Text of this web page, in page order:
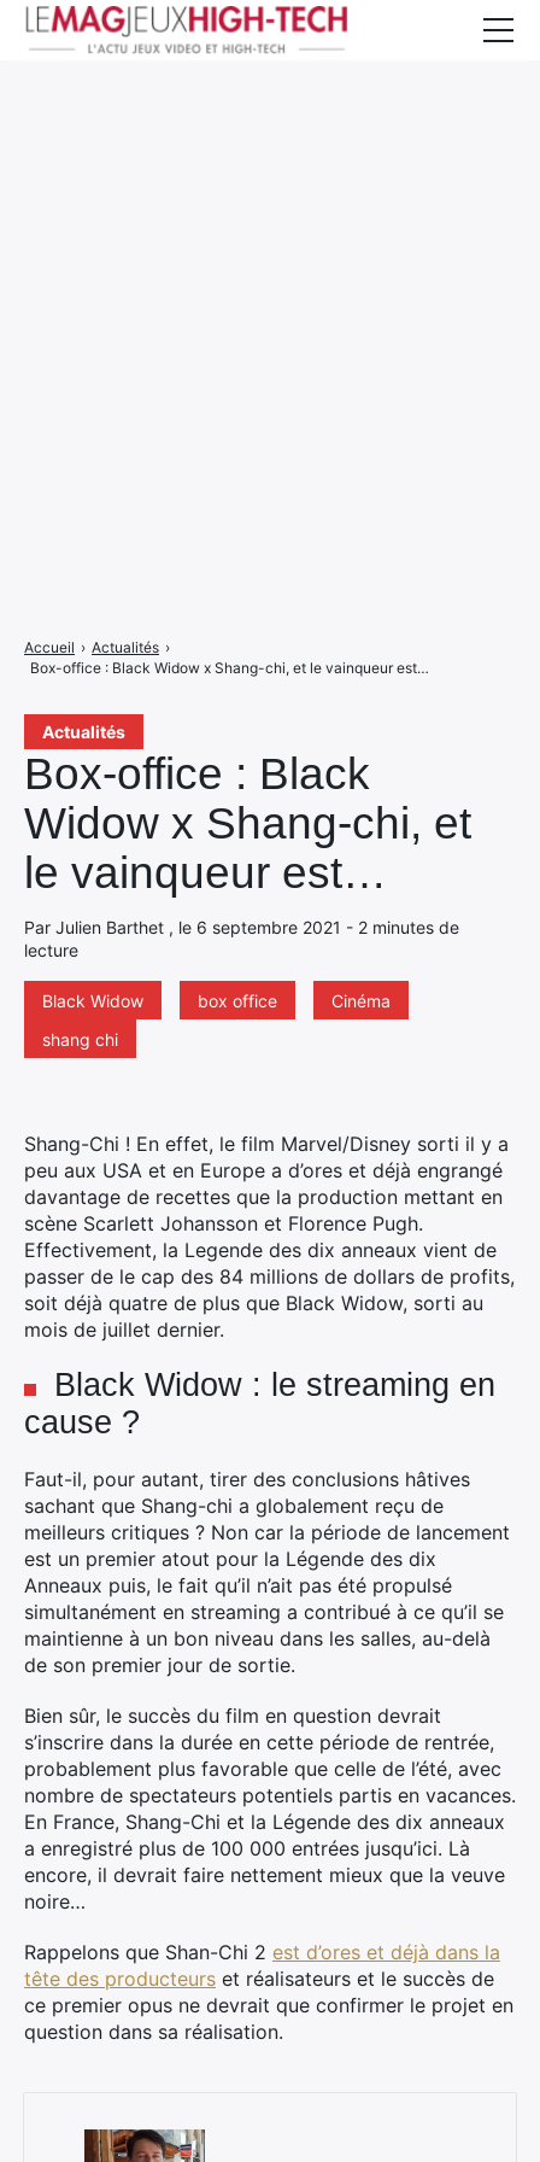
Actualités
Box-office : Black
Widow x Shang-chi, et
le vainqueur est…
Par Julien Barthet , le 6 septembre 2021 - 2 minutes de
lecture
Black Widow box office
Cinéma
shang chi
Accueil › Actualités ›
Box-office : Black Widow x Shang-chi, et le vainqueur est…
Shang-Chi ! En effet, le film Marvel/Disney sorti il y a
peu aux USA et en Europe a d’ores et déjà engrangé
davantage de recettes que la production mettant en
scène Scarlett Johansson et Florence Pugh.
Effectivement, la Legende des dix anneaux vient de
passer de le cap des 84 millions de dollars de profits,
soit déjà quatre de plus que Black Widow, sorti au
mois de juillet dernier.
Black Widow : le streaming en
cause ?
Faut-il, pour autant, tirer des conclusions hâtives
sachant que Shang-chi a globalement reçu de
meilleurs critiques ? Non car la période de lancement
est un premier atout pour la Légende des dix
Anneaux puis, le fait qu’il n’ait pas été propulsé
simultanément en streaming a contribué à ce qu’il se
maintienne à un bon niveau dans les salles, au-delà
de son premier jour de sortie.
Bien sûr, le succès du film en question devrait
s’inscrire dans la durée en cette période de rentrée,
probablement plus favorable que celle de l’été, avec
nombre de spectateurs potentiels partis en vacances.
En France, Shang-Chi et la Légende des dix anneaux
a enregistré plus de 100 000 entrées jusqu’ici. Là
encore, il devrait faire nettement mieux que la veuve
noire…
Rappelons que Shan-Chi 2 est d’ores et déjà dans la
tête des producteurs et réalisateurs et le succès de
ce premier opus ne devrait que confirmer le projet en
question dans sa réalisation.